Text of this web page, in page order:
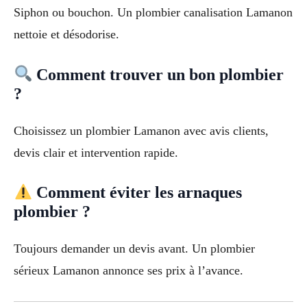
Siphon ou bouchon. Un plombier canalisation Lamanon
nettoie et désodorise.
Comment trouver un bon plombier
?
Choisissez un plombier Lamanon avec avis clients,
devis clair et intervention rapide.
Comment éviter les arnaques
plombier ?
Toujours demander un devis avant. Un plombier
sérieux Lamanon annonce ses prix à l’avance.